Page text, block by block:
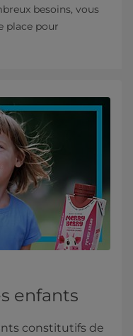
besoins, vous
place pour
enfants
constitutifs de